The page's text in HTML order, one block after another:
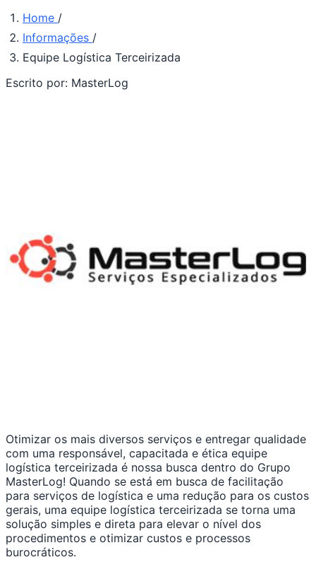
Home /
Informações /
Equipe Logística Terceirizada
Escrito por: MasterLog
Otimizar os mais diversos serviços e entregar qualidade
com uma responsável, capacitada e ética equipe
logística terceirizada é nossa busca dentro do Grupo
MasterLog! Quando se está em busca de facilitação
para serviços de logística e uma redução para os custos
gerais, uma equipe logística terceirizada se torna uma
solução simples e direta para elevar o nível dos
procedimentos e otimizar custos e processos
burocráticos.